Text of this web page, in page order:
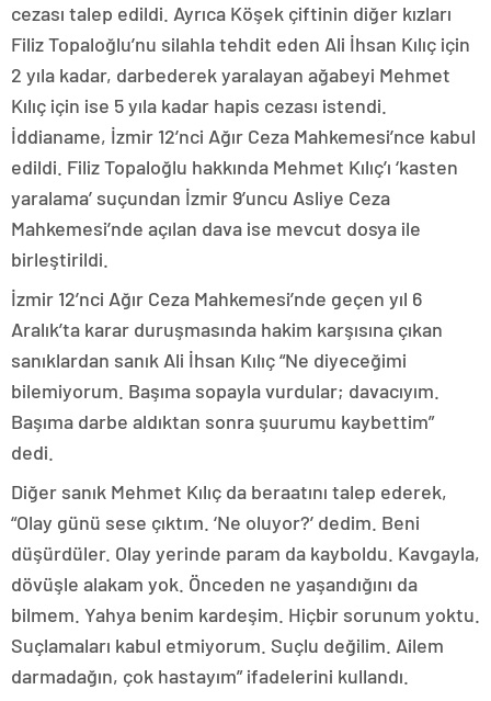
cezası talep edildi. Ayrıca Köşek çiftinin diğer kızları
Filiz Topaloğlu’nu silahla tehdit eden Ali İhsan Kılıç için
2 yıla kadar, darbederek yaralayan ağabeyi Mehmet
Kılıç için ise 5 yıla kadar hapis cezası istendi.
İddianame, İzmir 12’nci Ağır Ceza Mahkemesi’nce kabul
edildi. Filiz Topaloğlu hakkında Mehmet Kılıç’ı ‘kasten
yaralama’ suçundan İzmir 9’uncu Asliye Ceza
Mahkemesi’nde açılan dava ise mevcut dosya ile
birleştirildi.
İzmir 12’nci Ağır Ceza Mahkemesi’nde geçen yıl 6
Aralık’ta karar duruşmasında hakim karşısına çıkan
sanıklardan sanık Ali İhsan Kılıç “Ne diyeceğimi
bilemiyorum. Başıma sopayla vurdular; davacıyım.
Başıma darbe aldıktan sonra şuurumu kaybettim”
dedi.
Diğer sanık Mehmet Kılıç da beraatını talep ederek,
“Olay günü sese çıktım. ‘Ne oluyor?’ dedim. Beni
düşürdüler. Olay yerinde param da kayboldu. Kavgayla,
dövüşle alakam yok. Önceden ne yaşandığını da
bilmem. Yahya benim kardeşim. Hiçbir sorunum yoktu.
Suçlamaları kabul etmiyorum. Suçlu değilim. Ailem
darmadağın, çok hastayım” ifadelerini kullandı.